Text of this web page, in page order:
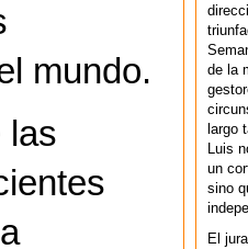
mundo.
las
de la
largo
Luis
un
sino
El